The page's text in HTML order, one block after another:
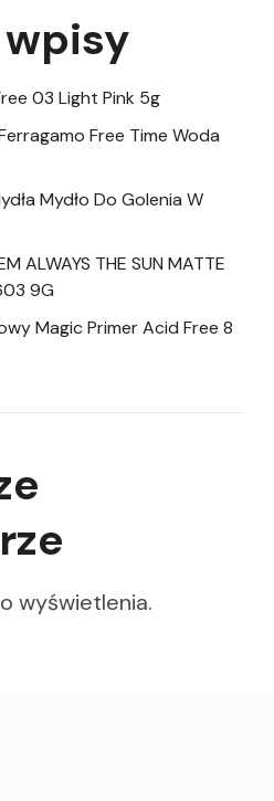
03 Light Pink 5g
Free Time Woda
Mydło Do Golenia W
ALWAYS THE SUN MATTE
9G
Magic Primer Acid Free 8
wyświetlenia.